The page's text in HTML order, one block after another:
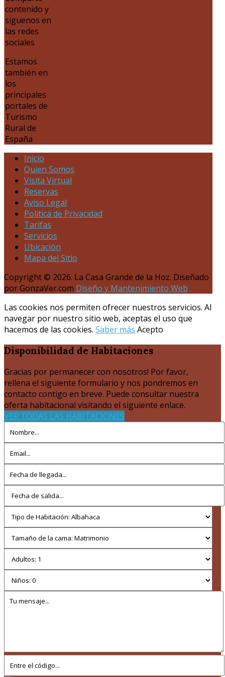
contenido y
siguenos en
las redes
sociales
Estamos
también en
los
principales
portales de
Turismo
Rural de
España
Inicio
Quien Somos
Visita Virtual
Reservas
Aviso Legal
Política de Privacidad
Tarifas
Servicios
Ubicación
Mapa del Sitio
Copyright © 2026. La Casa Grande de la Hoz. Diseñado
por GonzaVer.com Diseño y Mantenimiento Web
Las cookies nos permiten ofrecer nuestros servicios. Al
navegar por nuestro sitio web, aceptas el uso que
hacemos de las cookies. Saber más Acepto
Disponibilidad de Habitaciones
Gracias por permanecer con nosotros! Por favor,
rellena el siguiente formulario y nos pondremos en
contacto contigo en breve. Puede consultar nuestra
oferta habitacional visitando el siguiente enlace.
VER TODAS LAS HABITACIONES